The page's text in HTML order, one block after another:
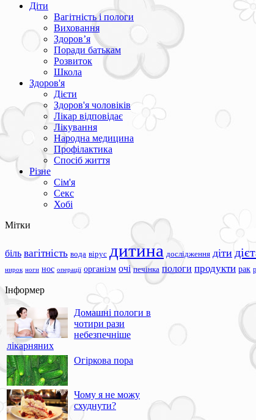
Діти
Вагітність і пологи
Виховання
Здоров’я
Поради батькам
Розвиток
Школа
Здоров'я
Дієти
Здоров'я чоловіків
Лікар відповідає
Лікування
Народна медицина
Профілактика
Спосіб життя
Різне
Сім'я
Секс
Хобі
Мітки
біль вагітність вода вірус дитина дослідження діти
нирок ноги нос операції організм очі печінка пологи продукти рак
Інформер
Домашні пологи в
чотири рази
небезпечніше
лікарняних
Огіркова пора
Чому я не можу
схуднути?